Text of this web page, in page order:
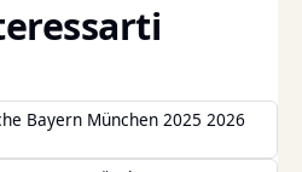
Bayern München 2025 2026